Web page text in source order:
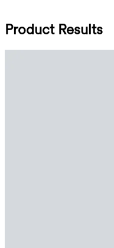
Product Results